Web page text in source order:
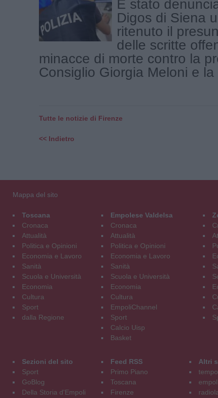
È stato
Digos di Siena
ritenuto il
delle scritte
minacce di morte contro la
Consiglio Giorgia Meloni e la
Tutte le notizie di Firenze
<< Indietro
Mappa del sito
Toscana
Cronaca
Attualità
Politica e Opinioni
Economia e Lavoro
Sanità
Scuola e Università
Economia
Cultura
Sport
dalla Regione
Empolese Valdelsa
Cronaca
Attualità
Politica e Opinioni
Economia e Lavoro
Sanità
Scuola e Università
Economia
Cultura
EmpoliChannel
Sport
Calcio Uisp
Basket
Sezioni del sito
Sport
GoBlog
Della Storia d'Empoli
Feed RSS
Primo Piano
Toscana
Firenze
Altri